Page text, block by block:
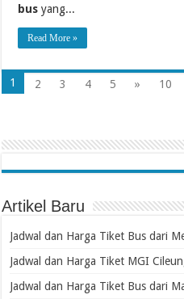
bus yang...
Read More »
1 2 3 4 5 » 10
Artikel Baru
Jadwal dan Harga Tiket Bus dari
Jadwal dan Harga Tiket MGI
Jadwal dan Harga Tiket Bus dari